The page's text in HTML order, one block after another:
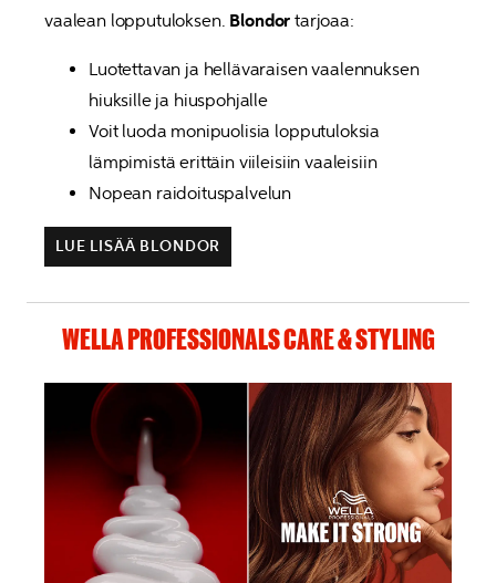
vaalean lopputuloksen. Blondor tarjoaa:
Luotettavan ja hellävaraisen vaalennuksen
hiuksille ja hiuspohjalle
Voit luoda monipuolisia lopputuloksia
lämpimistä erittäin viileisiin vaaleisiin
Nopean raidoituspalvelun
LUE LISÄÄ BLONDOR
WELLA PROFESSIONALS CARE & STYLING